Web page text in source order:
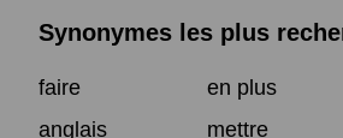
Synonymes les plus
faire
en plus
anglais
mettre